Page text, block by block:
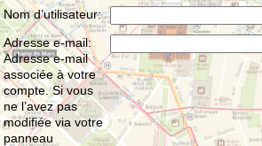
Nom d’utilisateur:
Adresse e-mail:
Adresse e-mail
associée à votre
compte. Si vous
ne l’avez pas
modifiée via votre
panneau